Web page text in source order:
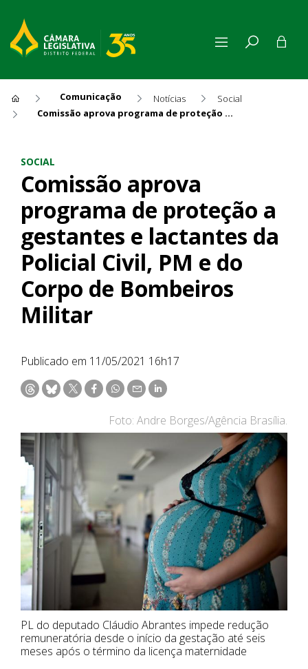
Comunicação Notícias
Social
Comissão aprova programa de proteção a gestantes e lactantes da Policial Civil, PM e do Corpo de Bombeiros Militar
SOCIAL
Comissão aprova
programa de proteção a
gestantes e lactantes da
Policial Civil, PM e do
Corpo de Bombeiros
Militar
Publicado em 11/05/2021 16h17
Foto: Andre Borges/Agência Brasília.
PL do deputado Cláudio Abrantes impede redução
remuneratória desde o início da gestação até seis
meses após o término da licença maternidade